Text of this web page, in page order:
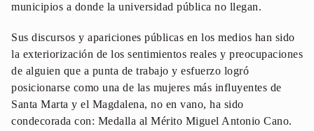
municipios a donde la universidad pública no llegan.
Sus discursos y apariciones públicas en los medios han sido
la exteriorización de los sentimientos reales y preocupaciones
de alguien que a punta de trabajo y esfuerzo logró
posicionarse como una de las mujeres más influyentes de
Santa Marta y el Magdalena, no en vano, ha sido
condecorada con: Medalla al Mérito Miguel Antonio Cano.